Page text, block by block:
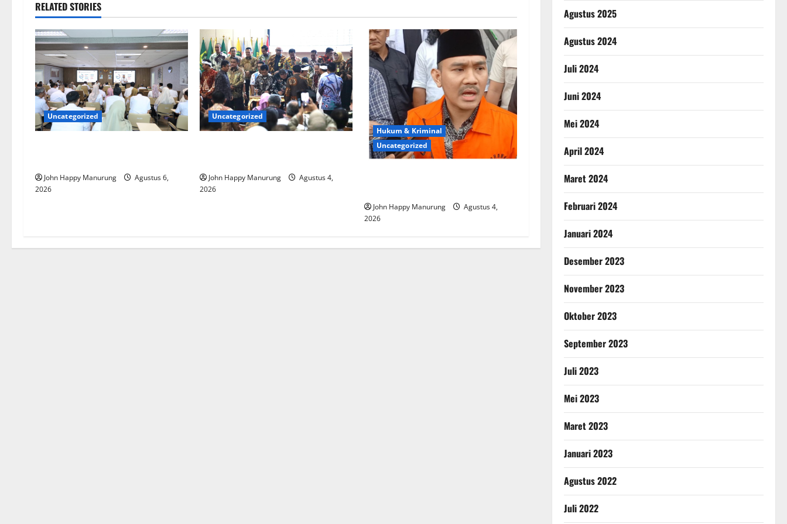
RELATED STORIES
Uncategorized
John Happy Manurung
Agustus 6,
2026
Uncategorized
John Happy Manurung
Agustus 4,
2026
Hukum & Kriminal
Uncategorized
John Happy Manurung
Agustus 4,
2026
Agustus 2025
Agustus 2024
Juli 2024
Juni 2024
Mei 2024
April 2024
Maret 2024
Februari 2024
Januari 2024
Desember 2023
November 2023
Oktober 2023
September 2023
Juli 2023
Mei 2023
Maret 2023
Januari 2023
Agustus 2022
Juli 2022